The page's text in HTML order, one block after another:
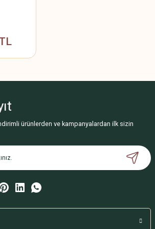
ürünlerden ve kampanyalardan ilk sizin